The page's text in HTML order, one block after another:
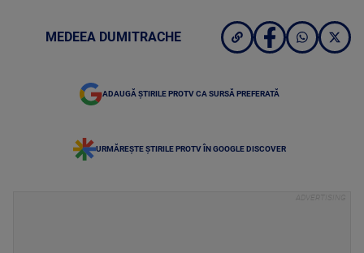
MEDEEA DUMITRACHE
ADAUGĂ ȘTIRILE PROTV CA SURSĂ PREFERATĂ
URMĂREȘTE ȘTIRILE PROTV ÎN GOOGLE DISCOVER